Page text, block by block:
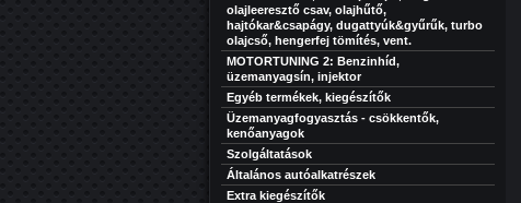
olajleeresztő csav, olajhűtő,
hajtókar&csapágy, dugattyúk&gyűrűk, turbo
olajcső, hengerfej tömítés, vent.
MOTORTUNING 2: Benzinhíd,
üzemanyagsín, injektor
Egyéb termékek, kiegészítők
Üzemanyagfogyasztás - csökkentők,
kenőanyagok
Szolgáltatások
Általános autóalkatrészek
Extra kiegészítők